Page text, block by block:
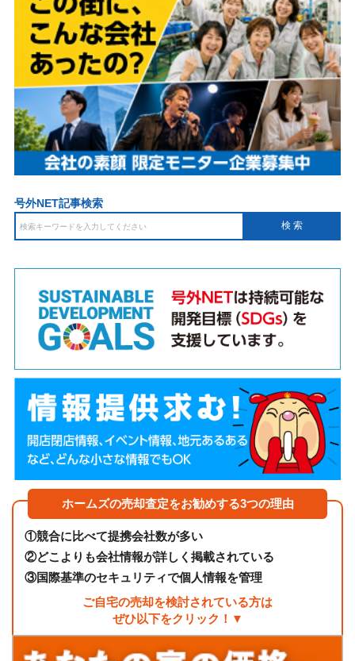
号外NET記事検索
ホームズの売却査定をお勧めする3つの理由
①競合に比べて提携会社数が多い
②どこよりも会社情報が詳しく掲載されている
③国際基準のセキュリティで個人情報を管理
ご自宅の売却を検討されている方は
ぜひ以下をクリック！▼